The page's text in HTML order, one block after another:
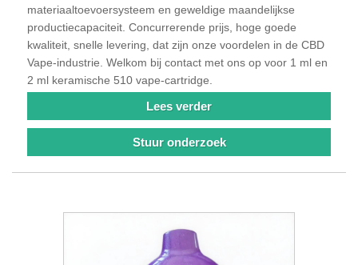
materiaaltoevoersysteem en geweldige maandelijkse
productiecapaciteit. Concurrerende prijs, hoge goede
kwaliteit, snelle levering, dat zijn onze voordelen in de CBD
Vape-industrie. Welkom bij contact met ons op voor 1 ml en
2 ml keramische 510 vape-cartridge.
Lees verder
Stuur onderzoek